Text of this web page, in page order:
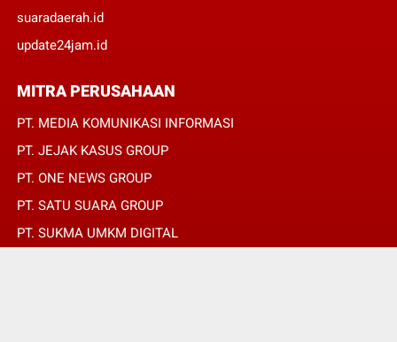
suaradaerah.id
update24jam.id
MITRA PERUSAHAAN
PT. MEDIA KOMUNIKASI INFORMASI
PT. JEJAK KASUS GROUP
PT. ONE NEWS GROUP
PT. SATU SUARA GROUP
PT. SUKMA UMKM DIGITAL